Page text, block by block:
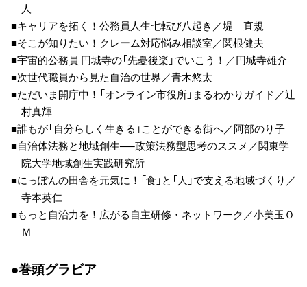
人
■キャリアを拓く！公務員人生七転び八起き／堤 直規
■そこが知りたい！クレーム対応悩み相談室／関根健夫
■宇宙的公務員 円城寺の「先憂後楽」でいこう！／円城寺雄介
■次世代職員から見た自治の世界／青木悠太
■ただいま開庁中！「オンライン市役所」まるわかりガイド／辻
村真輝
■誰もが「自分らしく生きる」ことができる街へ／阿部のり子
■自治体法務と地域創生──政策法務型思考のススメ／関東学
院大学地域創生実践研究所
■にっぽんの田舎を元気に！「食」と「人」で支える地域づくり／
寺本英仁
■もっと自治力を！広がる自主研修・ネットワーク／小美玉Ｏ
Ｍ
●巻頭グラビア